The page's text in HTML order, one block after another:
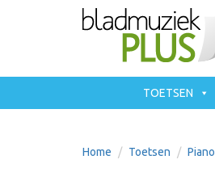
TOETSEN
Home Toetsen Piano